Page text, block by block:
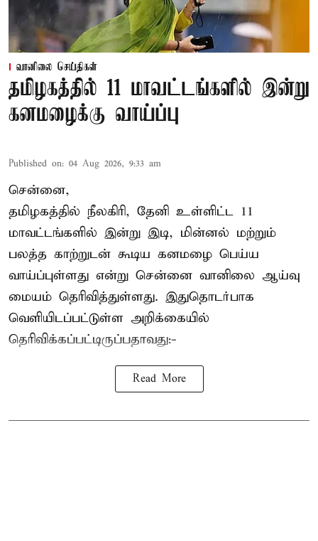
வானிலை செய்திகள்
தமிழகத்தில் 11 மாவட்டங்களில் இன்று
கனமழைக்கு வாய்ப்பு
Published on: 04 Aug 2026, 9:33 am
சென்னை,
தமிழகத்தில் நீலகிரி, தேனி உள்ளிட்ட 11
மாவட்டங்களில் இன்று இடி, மின்னல் மற்றும்
பலத்த காற்றுடன் கூடிய கனமழை பெய்ய
வாய்ப்புள்ளது என்று சென்னை வானிலை ஆய்வு
மையம் தெரிவித்துள்ளது. இதுதொடர்பாக
வெளியிடப்பட்டுள்ள அறிக்கையில்
தெரிவிக்கப்பட்டிருப்பதாவது:-
Read More